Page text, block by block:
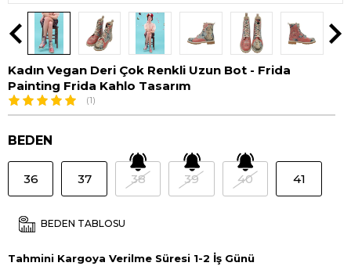
Kadın Vegan Deri Çok Renkli Uzun Bot - Frida
Painting Frida Kahlo Tasarım
(1)
BEDEN
36 37 38 39 40 41
BEDEN TABLOSU
Tahmini Kargoya Verilme Süresi 1-2 İş Günü